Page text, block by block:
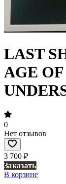
LAST
AGE
0
Нет отзывов
3 700 ₽
Заказать
В корзине